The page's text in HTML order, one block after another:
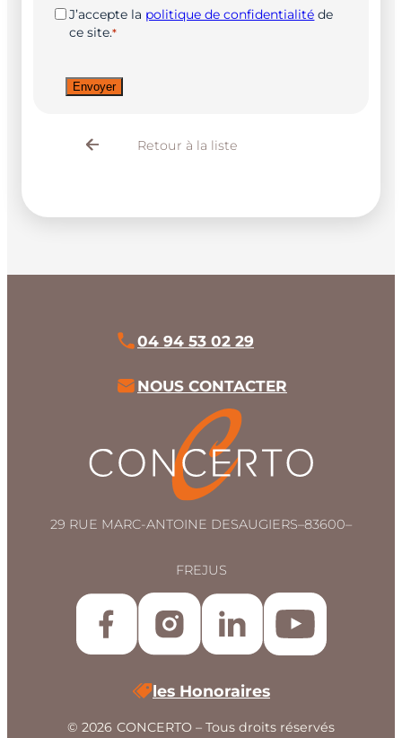
RGPD
J’accepte la politique de confidentialité de
ce site.*
Retour à la liste
04 94 53 02 29
NOUS CONTACTER
29 RUE MARC-ANTOINE DESAUGIERS–83600–
FREJUS
les Honoraires
© 2026 CONCERTO – Tous droits réservés